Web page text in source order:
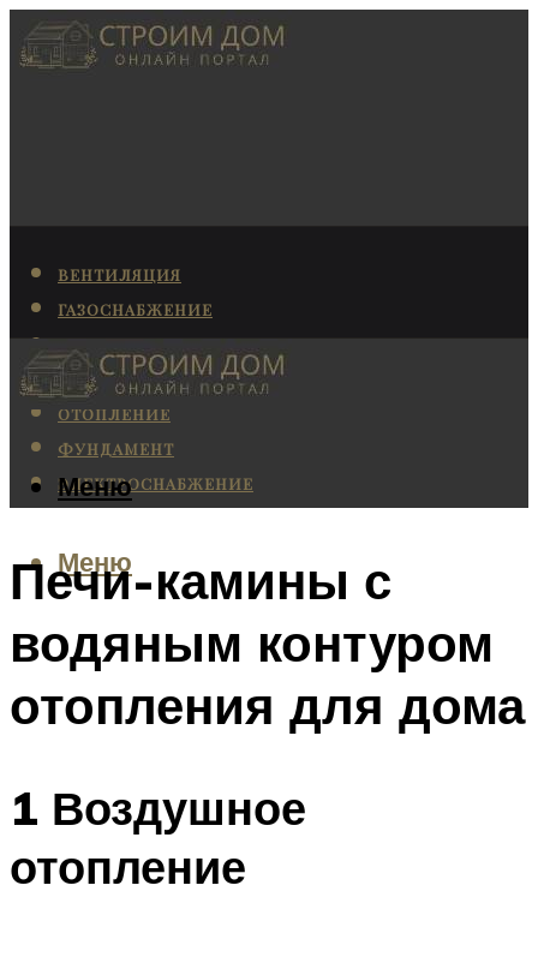
ВЕНТИЛЯЦИЯ
ГАЗОСНАБЖЕНИЕ
КАНАЛИЗАЦИЯ
КОНДИЦИОНИРОВАНИЕ
ОТОПЛЕНИЕ
ФУНДАМЕНТ
ЭЛЕКТРОСНАБЖЕНИЕ
Меню
Меню
Печи-камины с
водяным контуром
отопления для дома
1 Воздушное
отопление